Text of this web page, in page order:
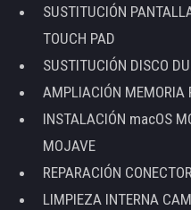
SUSTITUCIÓN
TOUCH PAD
SUSTITUCIÓN DISCO
AMPLIACIÓN MEMORIA
INSTALACIÓN macOS
MOJAVE
REPARACIÓN
LIMPIEZA INTERNA